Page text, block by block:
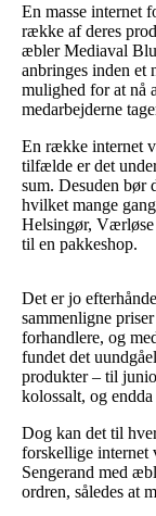
En masse internet
række af deres
æbler Mediaval
anbringes inden et
mulighed for at nå
medarbejderne
En række internet
tilfælde er det
sum. Desuden bør
hvilket mange
Helsingør,
til en pakkeshop.
Det er jo
sammenligne
forhandlere, og
fundet det
produkter – til
kolossalt, og
Dog kan det til
forskellige internet
Sengerand med
ordren, således at